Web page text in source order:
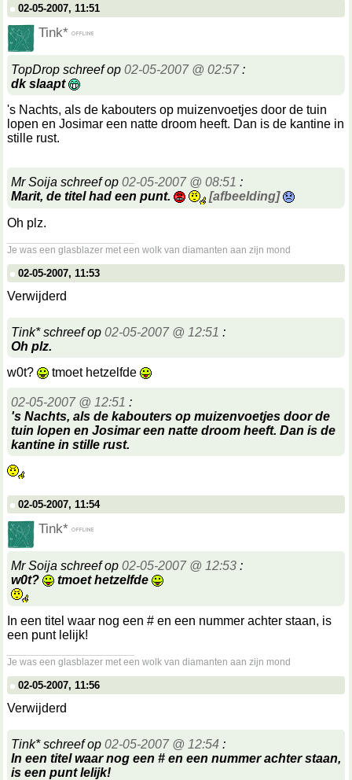
02-05-2007, 11:51
Tink*
TopDrop schreef op 02-05-2007 @ 02:57:
dk slaapt
's Nachts, als de kabouters op muizenvoetjes door de tuin
lopen en Josimar een natte droom heeft. Dan is de kantine in
stille rust.
Mr Soija schreef op 02-05-2007 @ 08:51 :
Marit, de titel had een punt.
[afbeelding]
Oh plz.
Je was een glasblazer met een wolk van diamanten aan zijn mond
02-05-2007, 11:53
Verwijderd
Tink* schreef op 02-05-2007 @ 12:51 :
Oh plz.
w0t?
tmoet hetzelfde
02-05-2007 @ 12:51 :
's Nachts, als de kabouters op muizenvoetjes door de
tuin lopen en Josimar een natte droom heeft. Dan is de
kantine in stille rust.
02-05-2007, 11:54
Tink*
Mr Soija schreef op 02-05-2007 @ 12:53 :
w0t?
tmoet hetzelfde
In een titel waar nog een # en een nummer achter staan, is
een punt lelijk!
Je was een glasblazer met een wolk van diamanten aan zijn mond
02-05-2007, 11:56
Verwijderd
Tink* schreef op 02-05-2007 @ 12:54 :
In een titel waar nog een # en een nummer achter staan,
is een punt lelijk!